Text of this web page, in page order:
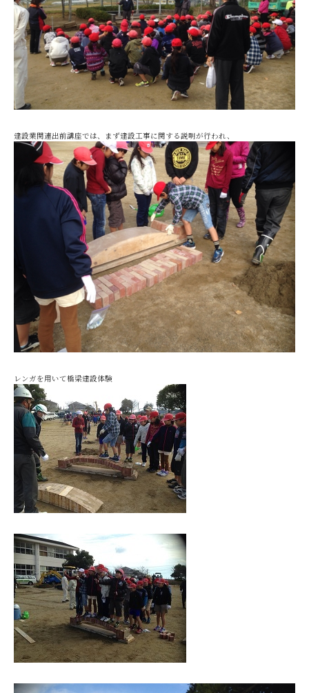
建設業関連出前講座では、まず建設工事に関する説明が行われ、
レンガを用いて橋梁建設体験